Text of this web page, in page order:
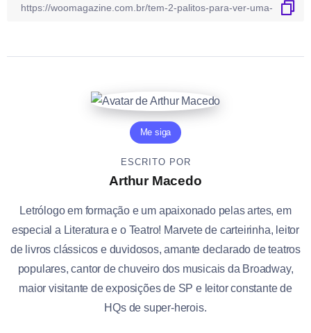
Me siga
ESCRITO POR
Arthur Macedo
Letrólogo em formação e um apaixonado pelas artes, em
especial a Literatura e o Teatro! Marvete de carteirinha, leitor
de livros clássicos e duvidosos, amante declarado de teatros
populares, cantor de chuveiro dos musicais da Broadway,
maior visitante de exposições de SP e leitor constante de
HQs de super-herois.